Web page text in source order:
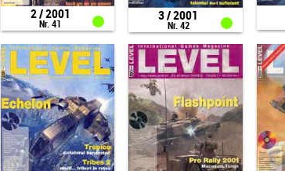
2 / 2001
Nr. 41
3 / 2001
Nr. 42